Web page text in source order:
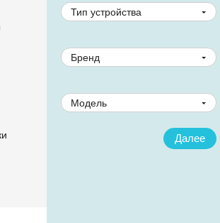
Тип устройства
Бренд
Модель
Далее